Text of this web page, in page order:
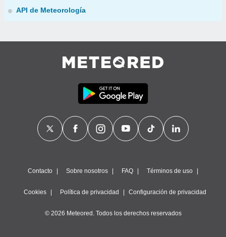
API de Meteorología
Contacto Sobre nosotros FAQ Términos de uso
Cookies Política de privacidad Configuración de privacidad
© 2026 Meteored. Todos los derechos reservados